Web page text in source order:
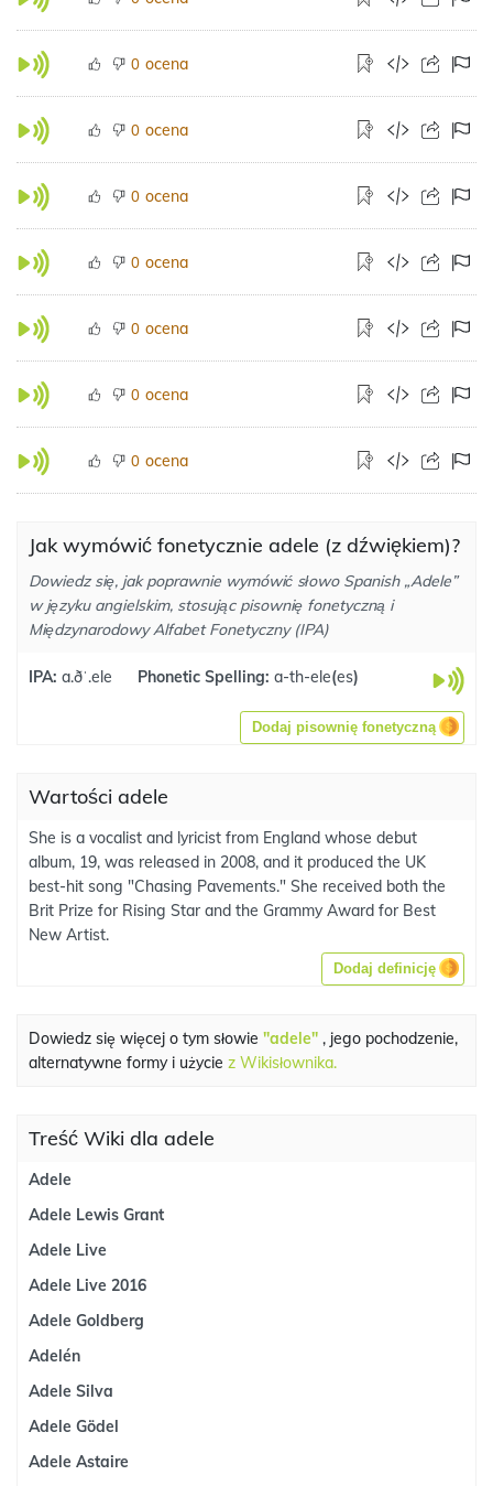
0 ocena
0 ocena
0 ocena
0 ocena
0 ocena
0 ocena
0 ocena
Jak wymówić fonetycznie adele (z dźwiękiem)?
Dowiedz się, jak poprawnie wymówić słowo Spanish „Adele”
w języku angielskim, stosując pisownię fonetyczną i
Międzynarodowy Alfabet Fonetyczny (IPA)
IPA: a.ðˈ.ele Phonetic Spelling: a-th-ele(es)
Dodaj pisownię fonetyczną
Wartości adele
She is a vocalist and lyricist from England whose debut
album, 19, was released in 2008, and it produced the UK
best-hit song "Chasing Pavements." She received both the
Brit Prize for Rising Star and the Grammy Award for Best
New Artist.
Dodaj definicję
Dowiedz się więcej o tym słowie "adele" , jego pochodzenie,
alternatywne formy i użycie z Wikisłownika.
Treść Wiki dla adele
Adele
Adele Lewis Grant
Adele Live
Adele Live 2016
Adele Goldberg
Adelén
Adele Silva
Adele Gödel
Adele Astaire